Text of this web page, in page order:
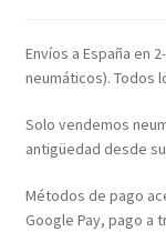
Envíos a España en
neumáticos). Todos
Solo vendemos
antigüedad desde
Métodos de pago
Google Pay, pago a